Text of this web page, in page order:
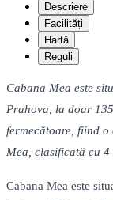
Descriere
Facilități
Hartă
Reguli
Cabana Mea este
Prahova, la doar
fermecătoare, fiind
Mea, clasificată cu 4
Cabana Mea este